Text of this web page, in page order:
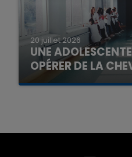
20 juillet 2026
UNE
OPÉRER DE LA
La famille a porté